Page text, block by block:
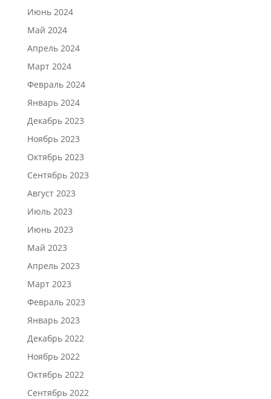
Июнь 2024
Май 2024
Апрель 2024
Март 2024
Февраль 2024
Январь 2024
Декабрь 2023
Ноябрь 2023
Октябрь 2023
Сентябрь 2023
Август 2023
Июль 2023
Июнь 2023
Май 2023
Апрель 2023
Март 2023
Февраль 2023
Январь 2023
Декабрь 2022
Ноябрь 2022
Октябрь 2022
Сентябрь 2022